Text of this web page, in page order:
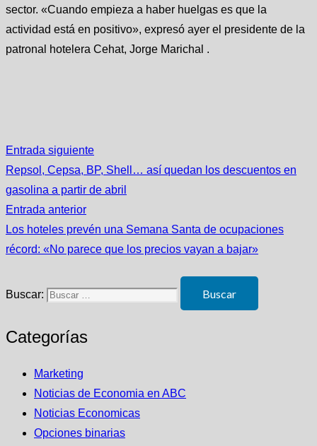
sector. «Cuando empieza a haber huelgas es que la
actividad está en positivo», expresó ayer el presidente de la
patronal hotelera Cehat, Jorge Marichal .
Entrada siguiente
Repsol, Cepsa, BP, Shell… así quedan los descuentos en
gasolina a partir de abril
Entrada anterior
Los hoteles prevén una Semana Santa de ocupaciones
récord: «No parece que los precios vayan a bajar»
Buscar:
Categorías
Marketing
Noticias de Economia en ABC
Noticias Economicas
Opciones binarias